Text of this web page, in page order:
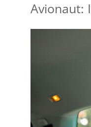
Avionaut: